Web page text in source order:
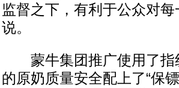
监督之下，有利于公众对
说。
蒙牛集团推广使用了指
的原奶质量安全配上了“保